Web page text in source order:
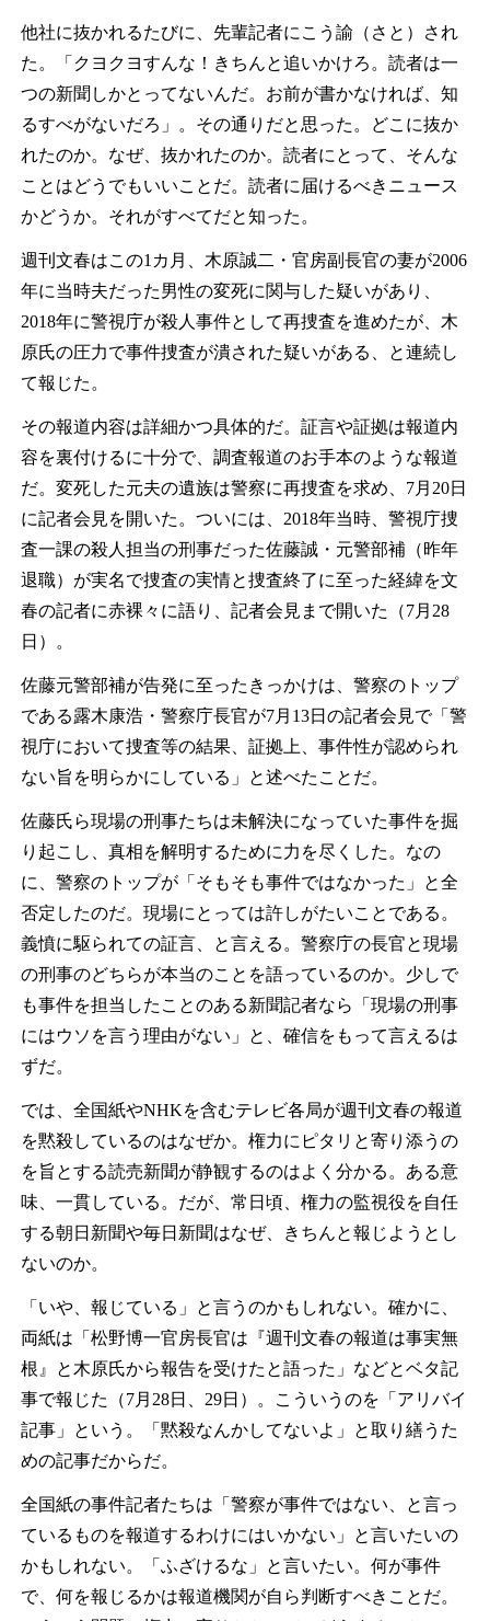
他社に抜かれるたびに、先輩記者にこう諭（さと）され
た。「クヨクヨすんな！きちんと追いかけろ。読者は一
つの新聞しかとってないんだ。お前が書かなければ、知
るすべがないだろ」。その通りだと思った。どこに抜か
れたのか。なぜ、抜かれたのか。読者にとって、そんな
ことはどうでもいいことだ。読者に届けるべきニュース
かどうか。それがすべてだと知った。
週刊文春はこの1カ月、木原誠二・官房副長官の妻が2006
年に当時夫だった男性の変死に関与した疑いがあり、
2018年に警視庁が殺人事件として再捜査を進めたが、木
原氏の圧力で事件捜査が潰された疑いがある、と連続し
て報じた。
その報道内容は詳細かつ具体的だ。証言や証拠は報道内
容を裏付けるに十分で、調査報道のお手本のような報道
だ。変死した元夫の遺族は警察に再捜査を求め、7月20日
に記者会見を開いた。ついには、2018年当時、警視庁捜
査一課の殺人担当の刑事だった佐藤誠・元警部補（昨年
退職）が実名で捜査の実情と捜査終了に至った経緯を文
春の記者に赤裸々に語り、記者会見まで開いた（7月28
日）。
佐藤元警部補が告発に至ったきっかけは、警察のトップ
である露木康浩・警察庁長官が7月13日の記者会見で「警
視庁において捜査等の結果、証拠上、事件性が認められ
ない旨を明らかにしている」と述べたことだ。
佐藤氏ら現場の刑事たちは未解決になっていた事件を掘
り起こし、真相を解明するために力を尽くした。なの
に、警察のトップが「そもそも事件ではなかった」と全
否定したのだ。現場にとっては許しがたいことである。
義憤に駆られての証言、と言える。警察庁の長官と現場
の刑事のどちらが本当のことを語っているのか。少しで
も事件を担当したことのある新聞記者なら「現場の刑事
にはウソを言う理由がない」と、確信をもって言えるは
ずだ。
では、全国紙やNHKを含むテレビ各局が週刊文春の報道
を黙殺しているのはなぜか。権力にピタリと寄り添うの
を旨とする読売新聞が静観するのはよく分かる。ある意
味、一貫している。だが、常日頃、権力の監視役を自任
する朝日新聞や毎日新聞はなぜ、きちんと報じようとし
ないのか。
「いや、報じている」と言うのかもしれない。確かに、
両紙は「松野博一官房長官は『週刊文春の報道は事実無
根』と木原氏から報告を受けたと語った」などとベタ記
事で報じた（7月28日、29日）。こういうのを「アリバイ
記事」という。「黙殺なんかしてないよ」と取り繕うた
めの記事だからだ。
全国紙の事件記者たちは「警察が事件ではない、と言っ
ているものを報道するわけにはいかない」と言いたいの
かもしれない。「ふざけるな」と言いたい。何が事件
で、何を報じるかは報道機関が自ら判断すべきことだ。